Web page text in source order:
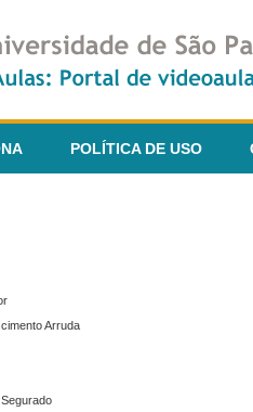
POLÍTICA DE USO
Arruda